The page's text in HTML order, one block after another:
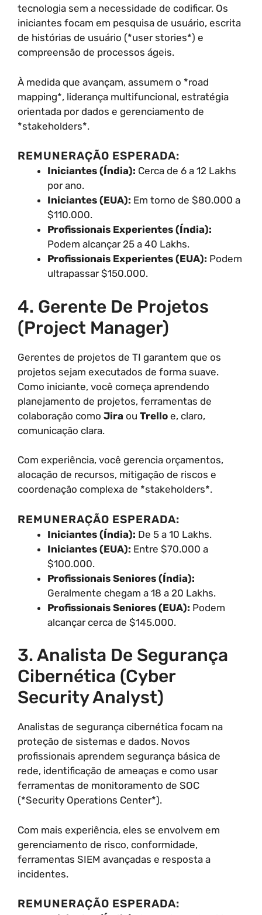
tecnologia sem a necessidade de codificar. Os
iniciantes focam em pesquisa de usuário, escrita
de histórias de usuário (*user stories*) e
compreensão de processos ágeis.
À medida que avançam, assumem o *road
mapping*, liderança multifuncional, estratégia
orientada por dados e gerenciamento de
*stakeholders*.
REMUNERAÇÃO ESPERADA:
Iniciantes (Índia): Cerca de 6 a 12 Lakhs
por ano.
Iniciantes (EUA): Em torno de $80.000 a
$110.000.
Profissionais Experientes (Índia):
Podem alcançar 25 a 40 Lakhs.
Profissionais Experientes (EUA): Podem
ultrapassar $150.000.
4. Gerente De Projetos
(Project Manager)
Gerentes de projetos de TI garantem que os
projetos sejam executados de forma suave.
Como iniciante, você começa aprendendo
planejamento de projetos, ferramentas de
colaboração como Jira ou Trello e, claro,
comunicação clara.
Com experiência, você gerencia orçamentos,
alocação de recursos, mitigação de riscos e
coordenação complexa de *stakeholders*.
REMUNERAÇÃO ESPERADA:
Iniciantes (Índia): De 5 a 10 Lakhs.
Iniciantes (EUA): Entre $70.000 a
$100.000.
Profissionais Seniores (Índia):
Geralmente chegam a 18 a 20 Lakhs.
Profissionais Seniores (EUA): Podem
alcançar cerca de $145.000.
3. Analista De Segurança
Cibernética (Cyber
Security Analyst)
Analistas de segurança cibernética focam na
proteção de sistemas e dados. Novos
profissionais aprendem segurança básica de
rede, identificação de ameaças e como usar
ferramentas de monitoramento de SOC
(*Security Operations Center*).
Com mais experiência, eles se envolvem em
gerenciamento de risco, conformidade,
ferramentas SIEM avançadas e resposta a
incidentes.
REMUNERAÇÃO ESPERADA: